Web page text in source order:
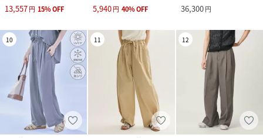
13,557円 15%OFF 5,940円 40%OFF 36,300円
10 11 12